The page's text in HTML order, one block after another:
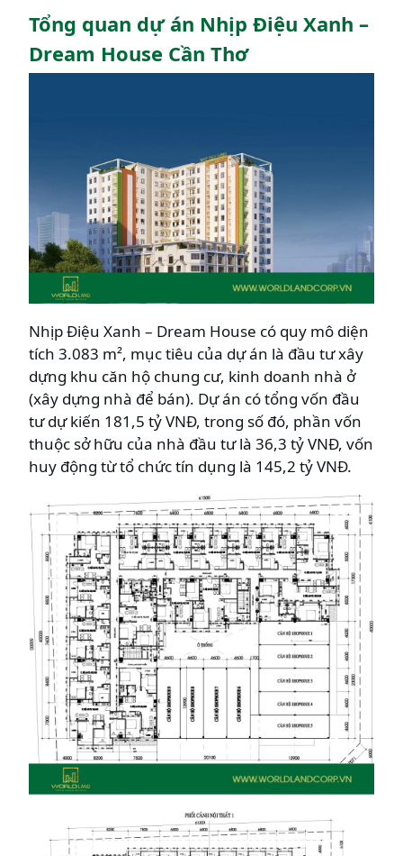
Tổng quan dự án Nhịp Điệu Xanh –
Dream House Cần Thơ
Nhịp Điệu Xanh – Dream House có quy mô diện
tích 3.083 m², mục tiêu của dự án là đầu tư xây
dựng khu căn hộ chung cư, kinh doanh nhà ở
(xây dựng nhà để bán). Dự án có tổng vốn đầu
tư dự kiến 181,5 tỷ VNĐ, trong số đó, phần vốn
thuộc sở hữu của nhà đầu tư là 36,3 tỷ VNĐ, vốn
huy động từ tổ chức tín dụng là 145,2 tỷ VNĐ.